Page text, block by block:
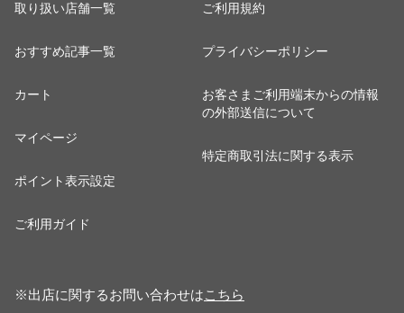
取り扱い店舗一覧
おすすめ記事一覧
カート
マイページ
ポイント表示設定
ご利用ガイド
ご利用規約
プライバシーポリシー
お客さまご利用端末からの情報
の外部送信について
特定商取引法に関する表示
※出店に関するお問い合わせはこちら